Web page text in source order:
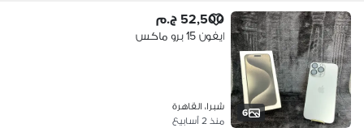
6
52,500 ج.م
ايفون 15 برو ماكس
شبرا، القاهرة
منذ 2 أسابيع